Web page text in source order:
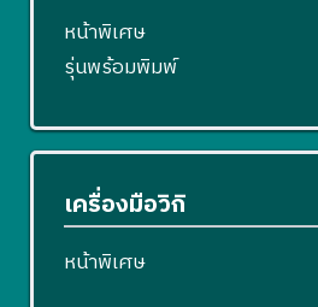
หน้าพิเศษ
รุ่นพร้อมพิมพ์
เครื่องมือวิกิ
หน้าพิเศษ